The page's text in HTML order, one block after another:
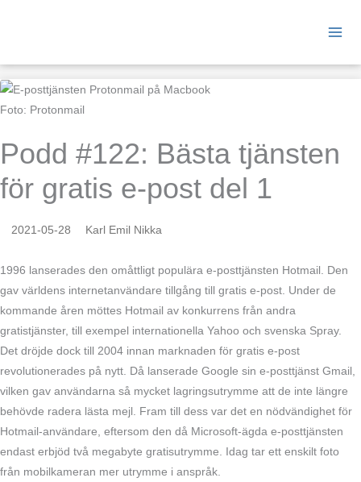
Foto: Protonmail
Podd #122: Bästa tjänsten
för gratis e-post del 1
2021-05-28 Karl Emil Nikka
1996 lanserades den omåttligt populära e-posttjänsten Hotmail. Den
gav världens internetanvändare tillgång till gratis e-post. Under de
kommande åren möttes Hotmail av konkurrens från andra
gratistjänster, till exempel internationella Yahoo och svenska Spray.
Det dröjde dock till 2004 innan marknaden för gratis e-post
revolutionerades på nytt. Då lanserade Google sin e-posttjänst Gmail,
vilken gav användarna så mycket lagringsutrymme att de inte längre
behövde radera lästa mejl. Fram till dess var det en nödvändighet för
Hotmail-användare, eftersom den då Microsoft-ägda e-posttjänsten
endast erbjöd två megabyte gratisutrymme. Idag tar ett enskilt foto
från mobilkameran mer utrymme i anspråk.